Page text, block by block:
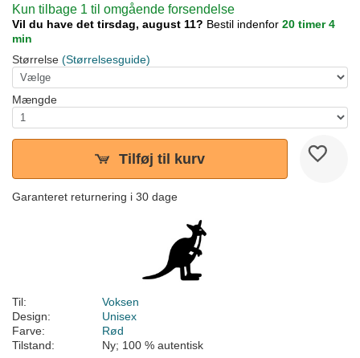
Kun tilbage 1 til omgående forsendelse
Vil du have det tirsdag, august 11? Bestil indenfor 20 timer 4
min
Størrelse (Størrelsesguide)
Mængde
Tilføj til kurv
Garanteret returnering i 30 dage
Til:
Voksen
Design:
Unisex
Farve:
Rød
Tilstand:
Ny; 100 % autentisk